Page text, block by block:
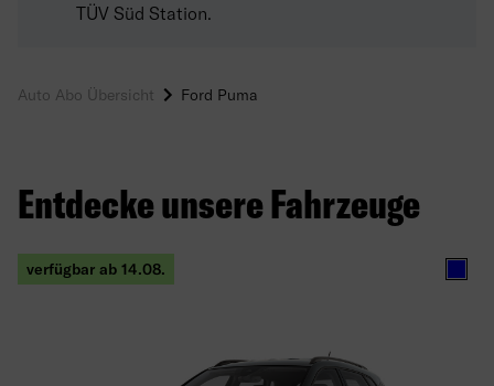
TÜV Süd Station.
Auto Abo Übersicht Ford Puma
Entdecke unsere Fahrzeuge
verfügbar ab 14.08. Blau